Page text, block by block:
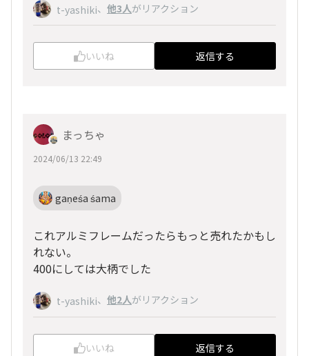
t-yashiki、 他3人がリアクション
いいね 返信する
まっちゃ
2024/06/13 22:49
gaṇeśa śama
これアルミフレームだったらもっと売れたかもし
れない。
400にしては大柄でした
t-yashiki、 他2人がリアクション
いいね 返信する